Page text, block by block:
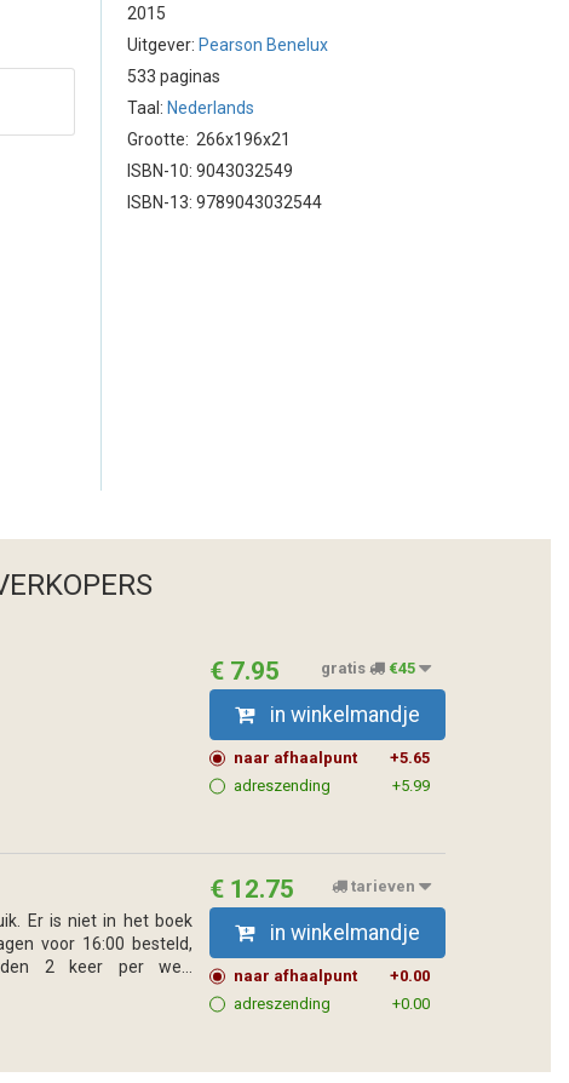
2015
Uitgever: Pearson Benelux
533 paginas
Taal: Nederlands
Grootte: 266x196x21
ISBN-10: 9043032549
ISBN-13: 9789043032544
€ 7.95 gratis €45
in winkelmandje
naar afhaalpunt
+5.65
adreszending
+5.99
Er is niet in het boek
voor 16:00 besteld,
2 keer per we...
€ 12.75 tarieven
in winkelmandje
naar afhaalpunt
+0.00
adreszending
+0.00